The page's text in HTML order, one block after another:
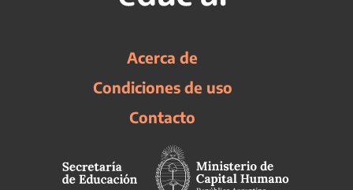
Acerca de
Condiciones de uso
Contacto